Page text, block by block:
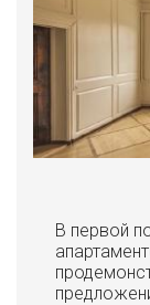
В первой